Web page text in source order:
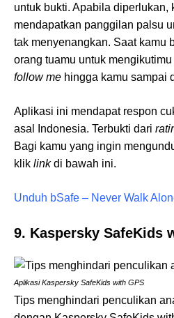
untuk bukti. Apabila diperlukan,
mendapatkan panggilan palsu
tak menyenangkan. Saat kamu
orang tuamu untuk
follow me hingga kamu sampai
Aplikasi ini mendapat respon
asal Indonesia. Terbukti dari
Bagi kamu yang ingin
klik linkdi bawah ini.
Unduh bSafe – Never Walk
9. Kaspersky SafeKids
Aplikasi Kaspersky SafeKids with GPS
Tips menghindari penculikan